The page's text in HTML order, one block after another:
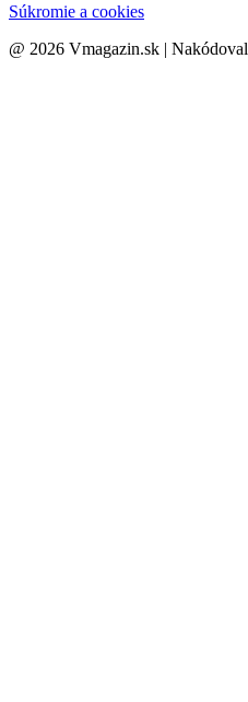
Súkromie a cookies
@ 2026 Vmagazin.sk | Nakódoval